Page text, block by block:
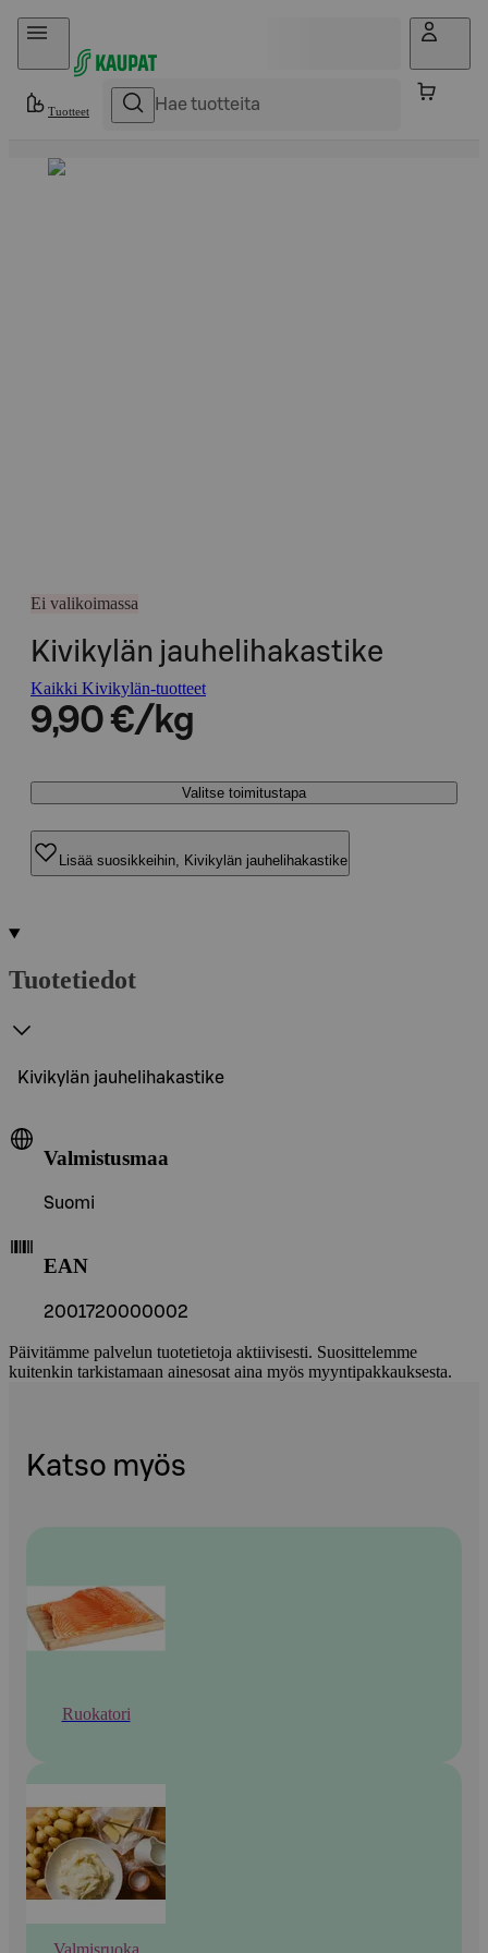
Hyppää sisältöön
Tuotteet
Ei valikoimassa
Kivikylän jauhelihakastike
Kaikki Kivikylän-tuotteet
9,90 €/kg
Valitse toimitustapa
Lisää suosikkeihin, Kivikylän jauhelihakastike
Tuotetiedot
Kivikylän jauhelihakastike
Valmistusmaa
Suomi
EAN
2001720000002
Päivitämme palvelun tuotetietoja aktiivisesti. Suosittelemme
kuitenkin tarkistamaan ainesosat aina myös myyntipakkauksesta.
Katso myös
Ruokatori
Valmisruoka